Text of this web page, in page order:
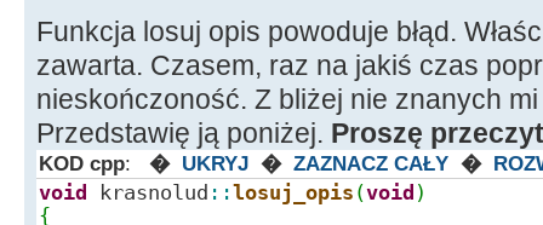
losuj_plec();
losuj_wiek();
losuj_wzrost( );
losuj_wlosy();
losuj_charakter();
losuj_oczy
Funkcja losuj opis powoduje błąd.
zawarta. Czasem, raz na jakiś czas
nieskończoność. Z bliżej nie znanych
Przedstawię ją poniżej. Proszę
KOD cpp: � UKRYJ � ZAZNACZ CAŁY �
void krasnolud ::losuj_opis (void )
{